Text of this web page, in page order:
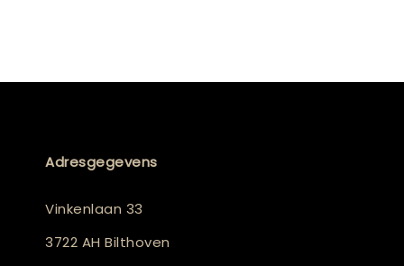
Adresgegevens
Vinkenlaan 33
3722 AH Bilthoven